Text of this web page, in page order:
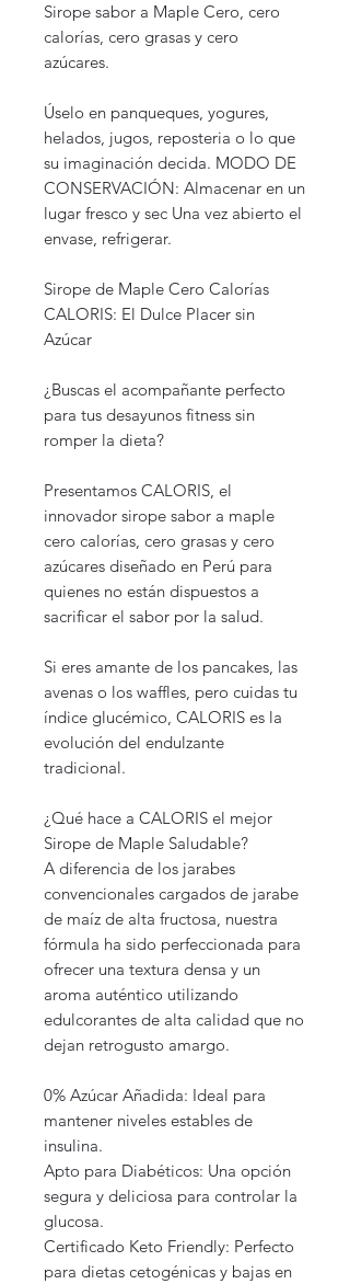
Sirope sabor a Maple Cero, cero
calorías, cero grasas y cero
azúcares.
Úselo en panqueques, yogures,
helados, jugos, reposteria o lo que
su imaginación decida. MODO DE
CONSERVACIÓN: Almacenar en un
lugar fresco y sec Una vez abierto el
envase, refrigerar.
Sirope de Maple Cero Calorías
CALORIS: El Dulce Placer sin
Azúcar
¿Buscas el acompañante perfecto
para tus desayunos fitness sin
romper la dieta?
Presentamos CALORIS, el
innovador sirope sabor a maple
cero calorías, cero grasas y cero
azúcares diseñado en Perú para
quienes no están dispuestos a
sacrificar el sabor por la salud.
Si eres amante de los pancakes, las
avenas o los waffles, pero cuidas tu
índice glucémico, CALORIS es la
evolución del endulzante
tradicional.
¿Qué hace a CALORIS el mejor
Sirope de Maple Saludable?
A diferencia de los jarabes
convencionales cargados de jarabe
de maíz de alta fructosa, nuestra
fórmula ha sido perfeccionada para
ofrecer una textura densa y un
aroma auténtico utilizando
edulcorantes de alta calidad que no
dejan retrogusto amargo.
0% Azúcar Añadida: Ideal para
mantener niveles estables de
insulina.
Apto para Diabéticos: Una opción
segura y deliciosa para controlar la
glucosa.
Certificado Keto Friendly: Perfecto
para dietas cetogénicas y bajas en